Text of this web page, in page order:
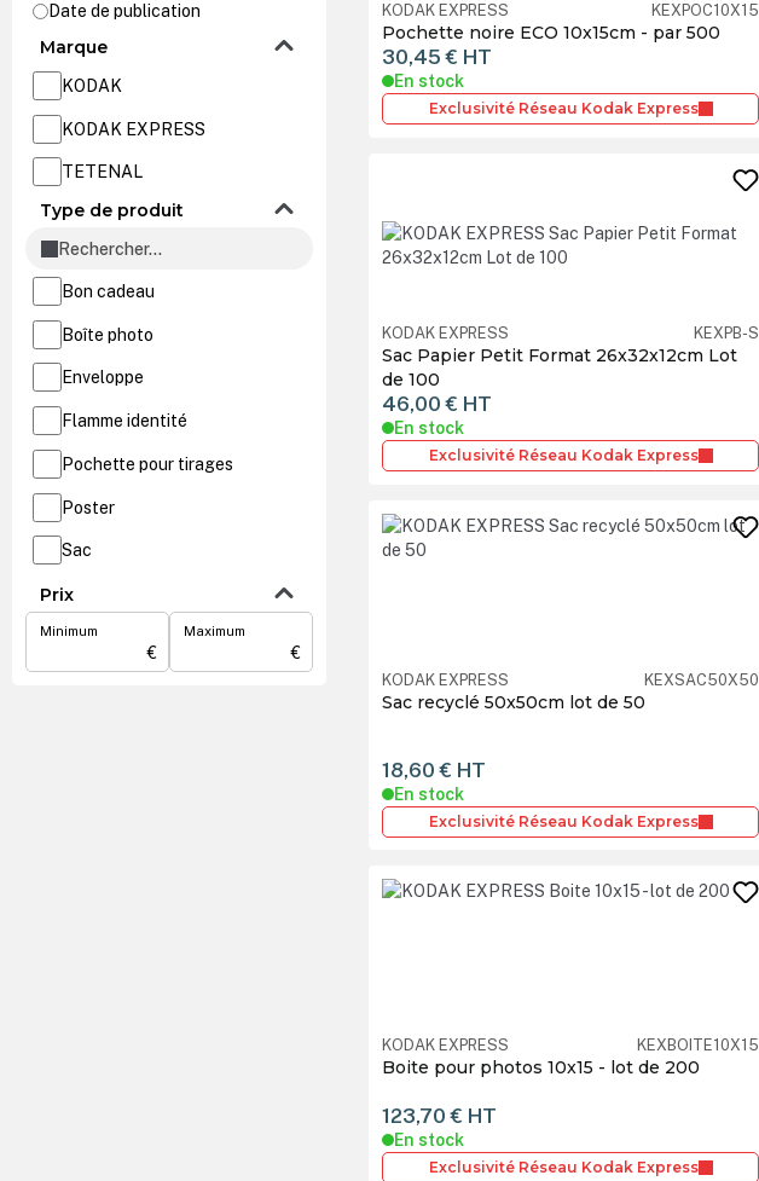
Date de publication
Marque
KODAK
KODAK EXPRESS
TETENAL
Type de produit
Bon cadeau
Boîte photo
Enveloppe
Flamme identité
Pochette pour tirages
Poster
Sac
Sac papier
Tampon
Prix
Minimum
€
Maximum
€
KODAK EXPRESS KEXPOC10X15
Pochette noire ECO 10x15cm - par 500
30,45 € HT
En stock
Exclusivité Réseau Kodak Express
KODAK EXPRESS KEXPB-S
Sac Papier Petit Format 26x32x12cm Lot
de 100
46,00 € HT
En stock
Exclusivité Réseau Kodak Express
KODAK EXPRESS KEXSAC50X50
Sac recyclé 50x50cm lot de 50
18,60 € HT
En stock
Exclusivité Réseau Kodak Express
KODAK EXPRESS KEXBOITE10X15
Boite pour photos 10x15 - lot de 200
123,70 € HT
En stock
Exclusivité Réseau Kodak Express